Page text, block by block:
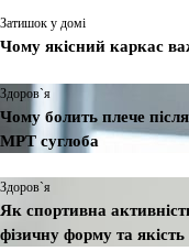
Затишок у домі
Чому якісний каркас
Здоров`я
Чому болить плече
МРТ суглоба
Здоров`я
Як спортивна
фізичну форму та